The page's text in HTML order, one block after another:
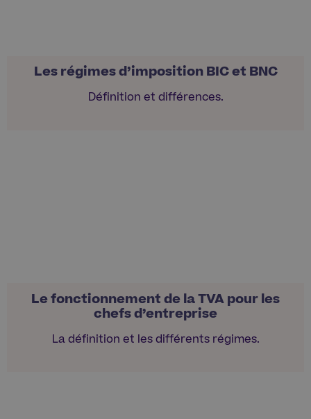
Les régimes d’imposition BIC et BNC
Définition et différences.
Le fonctionnement de la TVA pour les
chefs d’entreprise
La définition et les différents régimes.